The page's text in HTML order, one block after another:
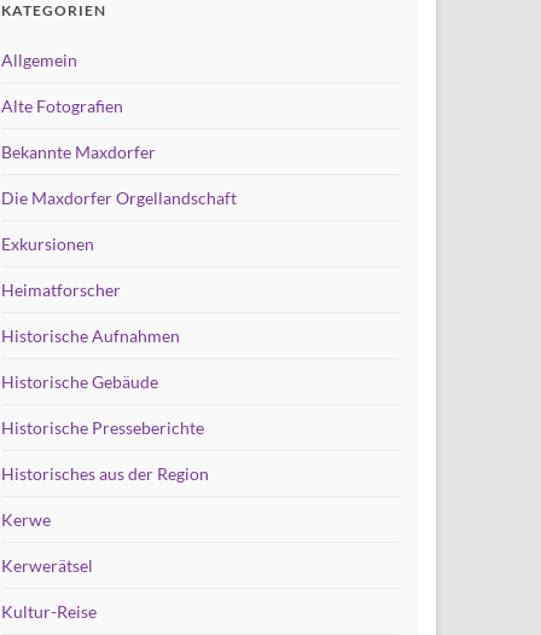
KATEGORIEN
Allgemein
Alte Fotografien
Bekannte Maxdorfer
Die Maxdorfer Orgellandschaft
Exkursionen
Heimatforscher
Historische Aufnahmen
Historische Gebäude
Historische Presseberichte
Historisches aus der Region
Kerwe
Kerwerätsel
Kultur-Reise